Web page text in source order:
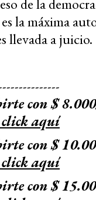
de la
la máxima
llevada a juicio.
con $
click aquí
con $
click aquí
con $